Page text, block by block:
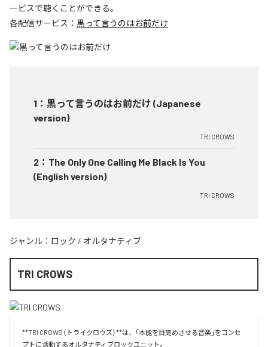
ービスで聴くことができる。
各配信サービス： 黒って言うのはお前だけ
1 ： 黒って言うのはお前だけ (Japanese
version)
TRI CROWS
2 ： The Only One Calling Me Black Is You
(English version)
TRI CROWS
ジャンル： ロック / オルタナティブ
TRI CROWS
**TRI CROWS（トライクロウズ）**は、「本能を目覚めさせる音楽」をコンセ
プトに活動するオルタナティブロックユニット。